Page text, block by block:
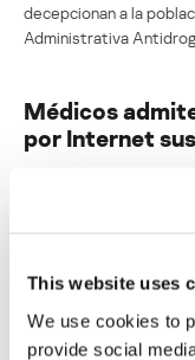
This website uses
We use cookies to
provide social
decepcionan a la
Administrativa
Médicos
por Internet
Su dirección de